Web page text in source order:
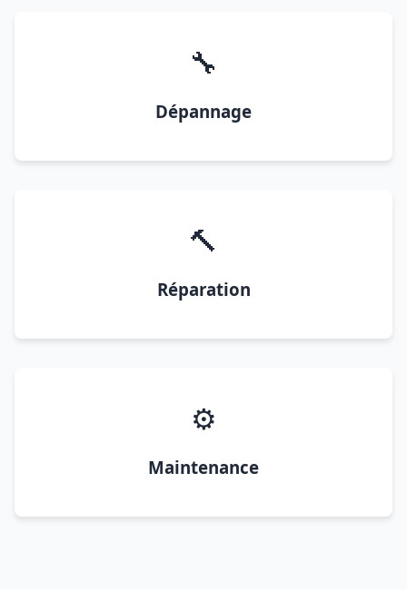
🔧
Dépannage
🔨
Réparation
⚙️
Maintenance